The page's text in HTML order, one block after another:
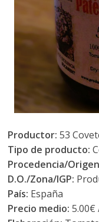
Productor: 53
Tipo de producto:
Procedencia/
D.O./Zona/IGP:
País: España
Precio medio: 5.00€